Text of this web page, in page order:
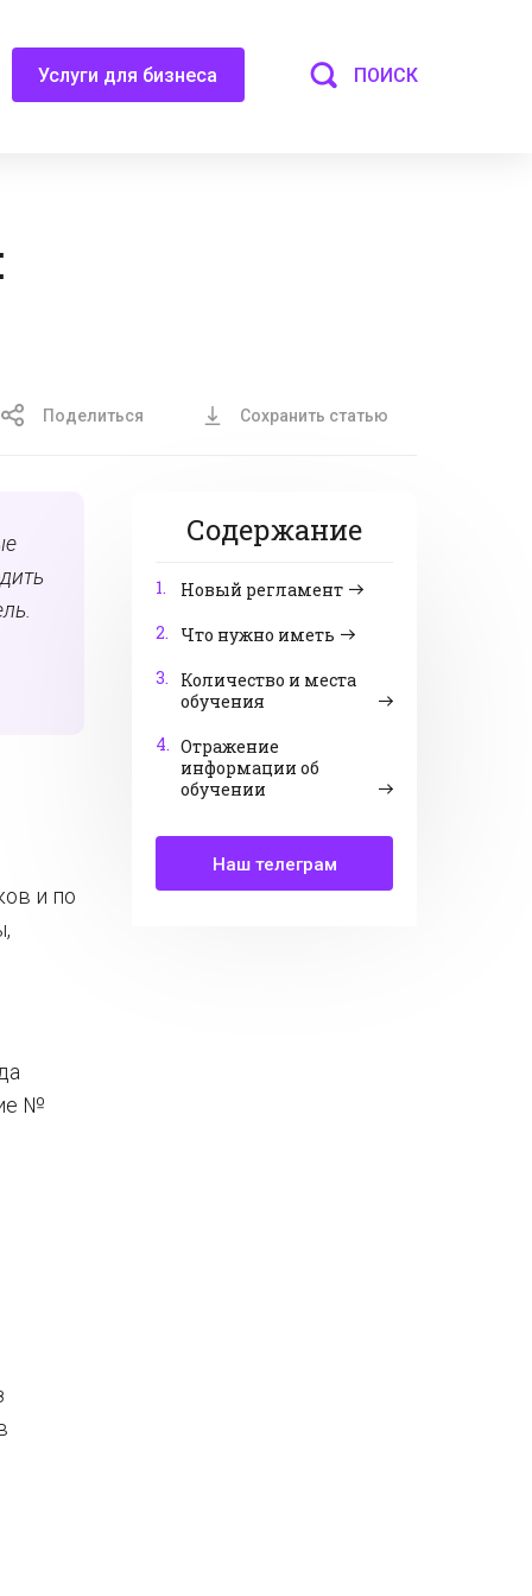
Услуги для бизнеса ПОИСК
Поделиться Сохранить статью
Содержание
1.
Новый регламент
2.
Что нужно иметь
3.
Количество и места
обучения
4. Отражение
информации об
обучении
Наш телеграм
и по
№